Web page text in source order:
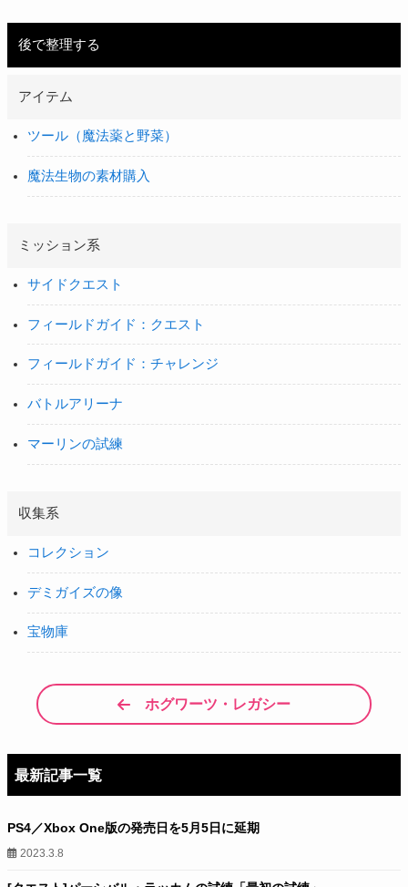
後で整理する
アイテム
ツール（魔法薬と野菜）
魔法生物の素材購入
ミッション系
サイドクエスト
フィールドガイド：クエスト
フィールドガイド：チャレンジ
バトルアリーナ
マーリンの試練
収集系
コレクション
デミガイズの像
宝物庫
ホグワーツ・レガシー
最新記事一覧
PS4／Xbox One版の発売日を5月5日に延期
2023.3.8